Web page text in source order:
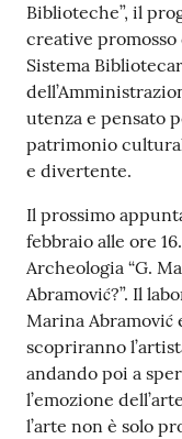
i
f
i
c
a
t
i
A
n
a
g
r
a
f
i
c
Biblioteche”, il
creative
Sistema
utenza e pensato
patrimonio
e divertente.
Il prossimo
febbraio alle ore
Archeologia “G.
Abramović?”. Il
Marina Abramović
scopriranno
andando poi a
l’emozione
l’arte non è solo